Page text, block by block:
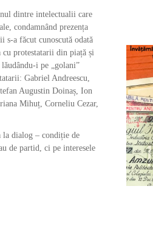
dintre intelectualii care
condamnând prezența
a făcut cunoscută odată
protestatarii din piață și
i pe „golani”
Gabriel Andreescu,
Augustin Doinaș, Ion
Mihuț, Corneliu Cezar,
la dialog – condiție de
de partid, ci pe interesele